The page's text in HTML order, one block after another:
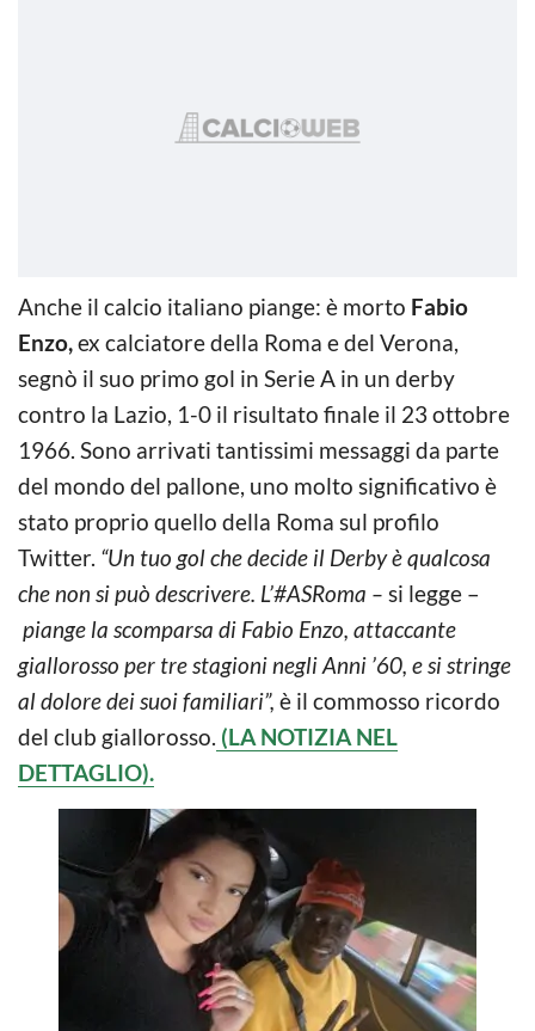
Anche il calcio italiano piange: è morto Fabio
Enzo,ex calciatore della Roma e del Verona,
segnò il suo primo gol in Serie A in un derby
contro la Lazio, 1-0 il risultato finale il 23 ottobre
1966. Sono arrivati tantissimi messaggi da parte
del mondo del pallone, uno molto significativo è
stato proprio quello della Roma sul profilo
Twitter. “Un tuo gol che decide il Derby è qualcosa
che non si può descrivere. L’#ASRoma – si legge –
piange la scomparsa di Fabio Enzo, attaccante
giallorosso per tre stagioni negli Anni ’60, e si stringe
al dolore dei suoi familiari”, è il commosso ricordo
del club giallorosso. (LA NOTIZIA NEL
DETTAGLIO).